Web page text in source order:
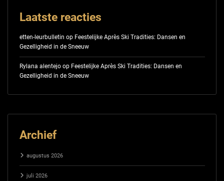
Laatste reacties
etten-leurbulletin op Feestelijke Après Ski Tradities: Dansen en
Gezelligheid in de Sneeuw
Rylana alentejoop Feestelijke Après Ski Tradities: Dansen en
Gezelligheid in de Sneeuw
Archief
augustus 2026
juli 2026